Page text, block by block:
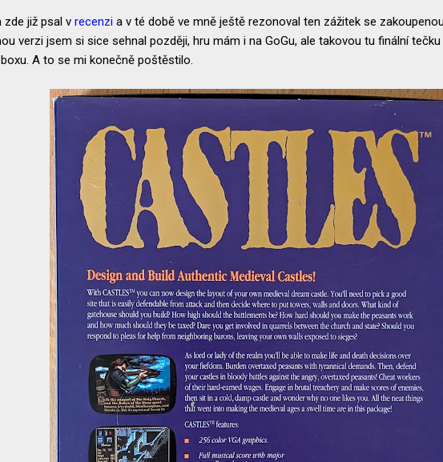
zde již psal v recenzi a v té době ve mně ještě rezonoval ten zážitek se
verzi jsem si sice sehnal později, hru mám i na GoGu, ale takovou tu finální
A to se mi konečně poštěstilo.